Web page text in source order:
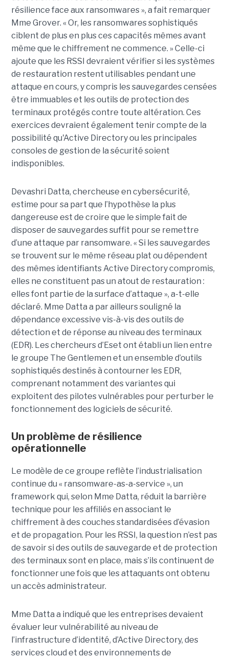
résilience face aux ransomwares », a fait remarquer
Mme Grover. « Or, les ransomwares sophistiqués
ciblent de plus en plus ces capacités mêmes avant
même que le chiffrement ne commence. » Celle-ci
ajoute que les RSSI devraient vérifier si les systèmes
de restauration restent utilisables pendant une
attaque en cours, y compris les sauvegardes censées
être immuables et les outils de protection des
terminaux protégés contre toute altération. Ces
exercices devraient également tenir compte de la
possibilité qu'Active Directory ou les principales
consoles de gestion de la sécurité soient
indisponibles.
Devashri Datta, chercheuse en cybersécurité,
estime pour sa part que l’hypothèse la plus
dangereuse est de croire que le simple fait de
disposer de sauvegardes suffit pour se remettre
d’une attaque par ransomware. « Si les sauvegardes
se trouvent sur le même réseau plat ou dépendent
des mêmes identifiants Active Directory compromis,
elles ne constituent pas un atout de restauration :
elles font partie de la surface d’attaque », a-t-elle
déclaré. Mme Datta a par ailleurs souligné la
dépendance excessive vis-à-vis des outils de
détection et de réponse au niveau des terminaux
(EDR). Les chercheurs d’Eset ont établi un lien entre
le groupe The Gentlemen et un ensemble d’outils
sophistiqués destinés à contourner les EDR,
comprenant notamment des variantes qui
exploitent des pilotes vulnérables pour perturber le
fonctionnement des logiciels de sécurité.
Un problème de résilience
opérationnelle
Le modèle de ce groupe reflète l’industrialisation
continue du « ransomware-as-a-service », un
framework qui, selon Mme Datta, réduit la barrière
technique pour les affiliés en associant le
chiffrement à des couches standardisées d’évasion
et de propagation. Pour les RSSI, la question n’est pas
de savoir si des outils de sauvegarde et de protection
des terminaux sont en place, mais s’ils continuent de
fonctionner une fois que les attaquants ont obtenu
un accès administrateur.
Mme Datta a indiqué que les entreprises devaient
évaluer leur vulnérabilité au niveau de
l’infrastructure d’identité, d’Active Directory, des
services cloud et des environnements de